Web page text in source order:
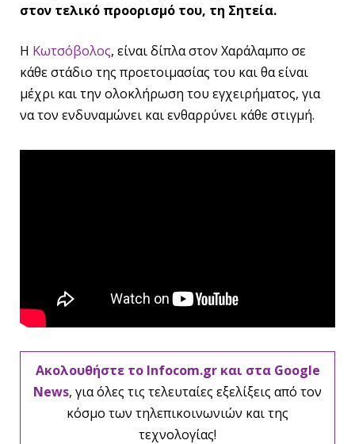
στον τελικό προορισμό του, τη Σητεία.
Η Κωτσόβολος, είναι δίπλα στον Χαράλαμπο σε
κάθε στάδιο της προετοιμασίας του και θα είναι
μέχρι και την ολοκλήρωση του εγχειρήματος, για
να τον ενδυναμώνει και ενθαρρύνει κάθε στιγμή.
Ακολουθήστε το Infocom.gr και στα Google
News, για όλες τις τελευταίες εξελίξεις από τον
κόσμο των τηλεπικοινωνιών και της
τεχνολογίας!